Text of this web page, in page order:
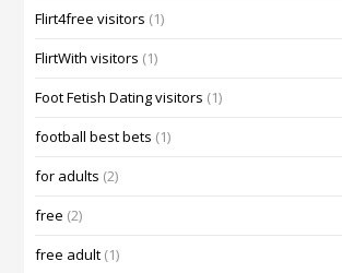
Flirt4free visitors (1)
FlirtWith visitors (1)
Foot Fetish Dating visitors (1)
football best bets (1)
for adults (2)
free (2)
free adult (1)